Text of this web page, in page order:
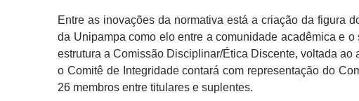
Entre as inovações da normativa está a criação da figura
da Unipampa como elo entre a comunidade acadêmica e
estrutura a Comissão Disciplinar/Ética Discente, voltada
o Comitê de Integridade contará com representação do
26 membros entre titulares e suplentes.